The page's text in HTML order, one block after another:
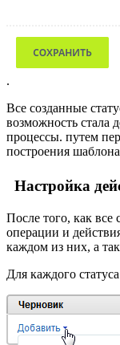
.
Все созданные
возможность стала
процессы. путем
построения
Настройка
После того, как все
операции и
каждом из них, а
Для каждого